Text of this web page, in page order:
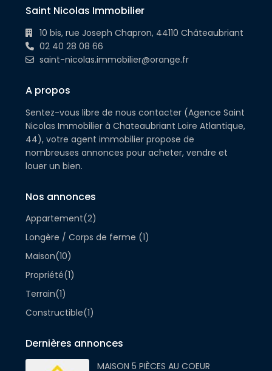
Saint Nicolas Immobilier
10 bis, rue Joseph Chapron, 44110 Châteaubriant
02 40 28 08 66
saint-nicolas.immobilier@orange.fr
A propos
Sentez-vous libre de nous contacter (Agence Saint
Nicolas Immobilier à Chateaubriant Loire Atlantique,
44), votre agent immobilier propose de
nombreuses annonces pour acheter, vendre et
louer un bien.
Nos annonces
Appartement(2)
Longère / Corps de ferme (1)
Maison(10)
Propriété(1)
Terrain(1)
Constructible(1)
Dernières annonces
MAISON 5 PIÈCES AU COEUR